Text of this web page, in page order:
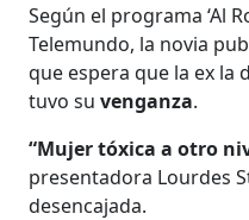
Según el programa ‘Al
Telemundo, la novia
que espera que la ex la
tuvo suvenganza.
“Mujer tóxica a otro
presentadora Lourdes
desencajada.